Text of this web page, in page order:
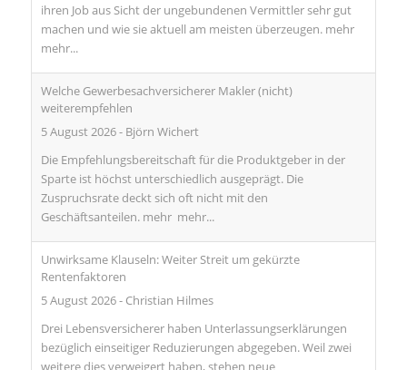
ihren Job aus Sicht der ungebundenen Vermittler sehr gut
machen und wie sie aktuell am meisten überzeugen. mehr
mehr...
Welche Gewerbesachversicherer Makler (nicht)
weiterempfehlen
5 August 2026- Björn Wichert
Die Empfehlungsbereitschaft für die Produktgeber in der
Sparte ist höchst unterschiedlich ausgeprägt. Die
Zuspruchsrate deckt sich oft nicht mit den
Geschäftsanteilen. mehr mehr...
Unwirksame Klauseln: Weiter Streit um gekürzte
Rentenfaktoren
5 August 2026- Christian Hilmes
Drei Lebensversicherer haben Unterlassungserklärungen
bezüglich einseitiger Reduzierungen abgegeben. Weil zwei
weitere dies verweigert haben, stehen neue